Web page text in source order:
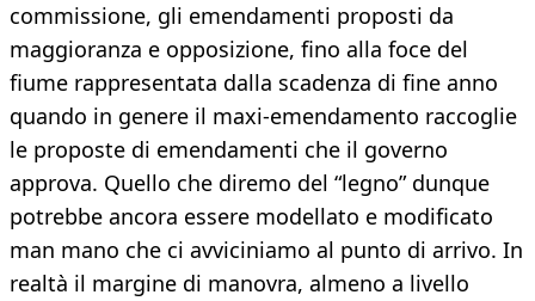
commissione, gli emendamenti proposti da
maggioranza e opposizione, fino alla foce del
fiume rappresentata dalla scadenza di fine anno
quando in genere il maxi-emendamento raccoglie
le proposte di emendamenti che il governo
approva. Quello che diremo del “legno” dunque
potrebbe ancora essere modellato e modificato
man mano che ci avviciniamo al punto di arrivo. In
realtà il margine di manovra, almeno a livello